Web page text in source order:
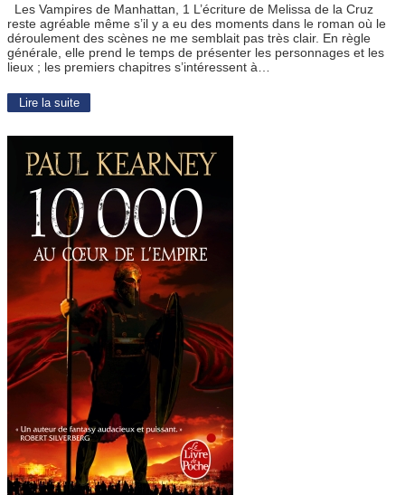
Les Vampires de Manhattan, 1 L’écriture de Melissa de la Cruz
reste agréable même s’il y a eu des moments dans le roman où le
déroulement des scènes ne me semblait pas très clair. En règle
générale, elle prend le temps de présenter les personnages et les
lieux ; les premiers chapitres s’intéressent à…
Lire la suite